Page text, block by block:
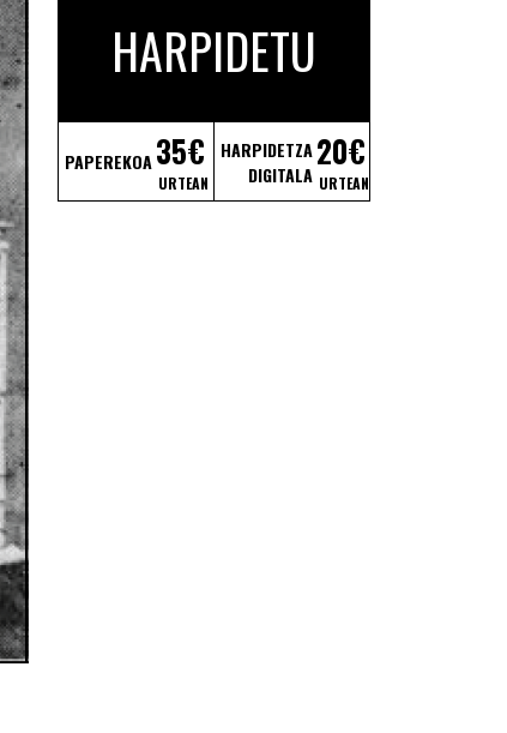
HARPIDETU
PAPEREKOA35€
URTEAN
HARPIDETZA
DIGITALA
20€
URTEAN